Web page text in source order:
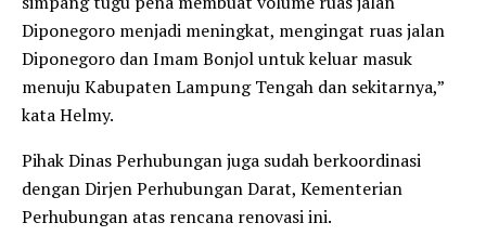
Diponegoro menjadi meningkat, mengingat ruas jalan
Diponegoro dan Imam Bonjol untuk keluar masuk
menuju Kabupaten Lampung Tengah dan sekitarnya,”
kata Helmy.
Pihak Dinas Perhubungan juga sudah berkoordinasi
dengan Dirjen Perhubungan Darat, Kementerian
Perhubungan atas rencana renovasi ini.